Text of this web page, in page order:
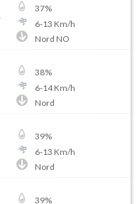
37%
6-13 Km/h
Nord NO
38%
6-14Km/h
Nord
39%
6-13 Km/h
Nord
39%